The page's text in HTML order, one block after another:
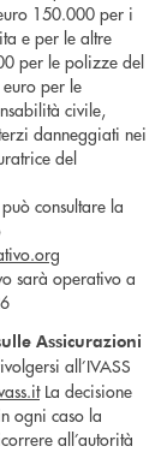
150.000 per i
e per le altre
per le polizze del
per le
civile,
danneggiati nei
del
consultare la
sarà operativo a
Assicurazioni
all’IVASS
La decisione
ogni caso la
all’autorità